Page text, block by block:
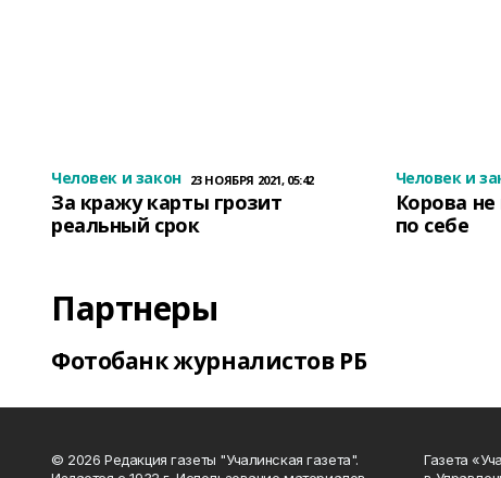
Человек и закон 23 НОЯБРЯ 2021, 05:42
За кражу карты грозит
реальный срок
Человек и
Корова
по себе
Партнеры
Фотобанк журналистов РБ
© 2026 Редакция газеты "Учалинская газета".
Газета